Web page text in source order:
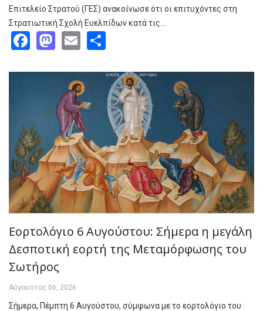
Επιτελείο Στρατού (ΓΕΣ) ανακοίνωσε ότι οι επιτυχόντες στη
Στρατιωτική Σχολή Ευελπίδων κατά τις…
Facebook
Mastodon
Email
Εορτολόγιο 6 Αυγούστου: Σήμερα η μεγάλη
Δεσποτική εορτή της Μεταμόρφωσης του
Σωτήρος
Αύγουστος 06, 2026
Σήμερα, Πέμπτη 6 Αυγούστου, σύμφωνα με το εορτολόγιο του